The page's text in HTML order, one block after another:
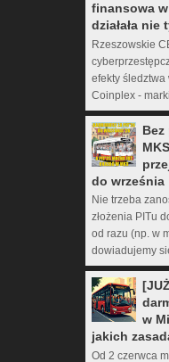
finansowa
działała
Rzeszowskie
efekty
Coinplex -
Bez
do września
Nie trzeba
złożenia PITu
od razu (np. w
dowiadujemy
w
jakich
Od 2 czerwca